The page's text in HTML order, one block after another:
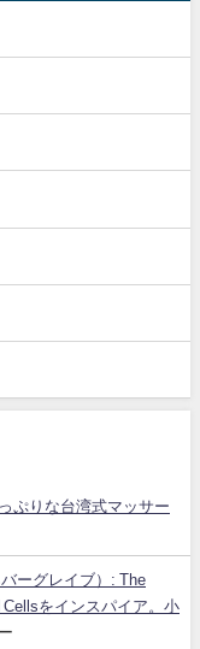
ぷりな台湾式マッサー
ーグレイブ）: The
をインスパイア。小